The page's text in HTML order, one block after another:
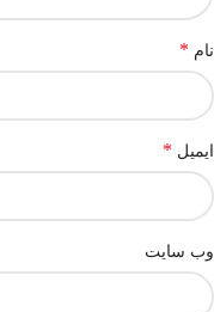
نام *
ایمیل *
وب‌ سایت